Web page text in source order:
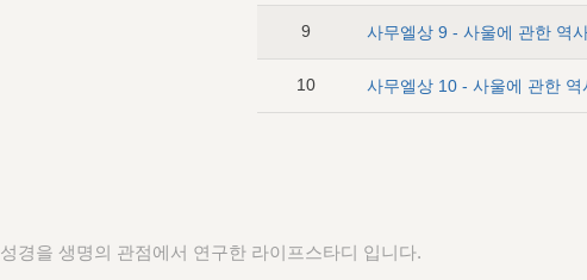
9
10 사무엘상 10 - 사울에 관한
성경을 생명의 관점에서 연구한 라이프스타디 입니다.